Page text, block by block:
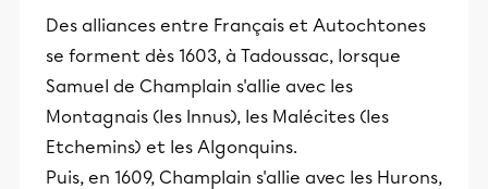
Des alliances entre Français et Autochtones
se forment dès 1603, à Tadoussac, lorsque
Samuel de Champlain s'allie avec les
Montagnais (les Innus), les Malécites (les
Etchemins) et les Algonquins.
Puis, en 1609, Champlain s'allie avec les Hurons,